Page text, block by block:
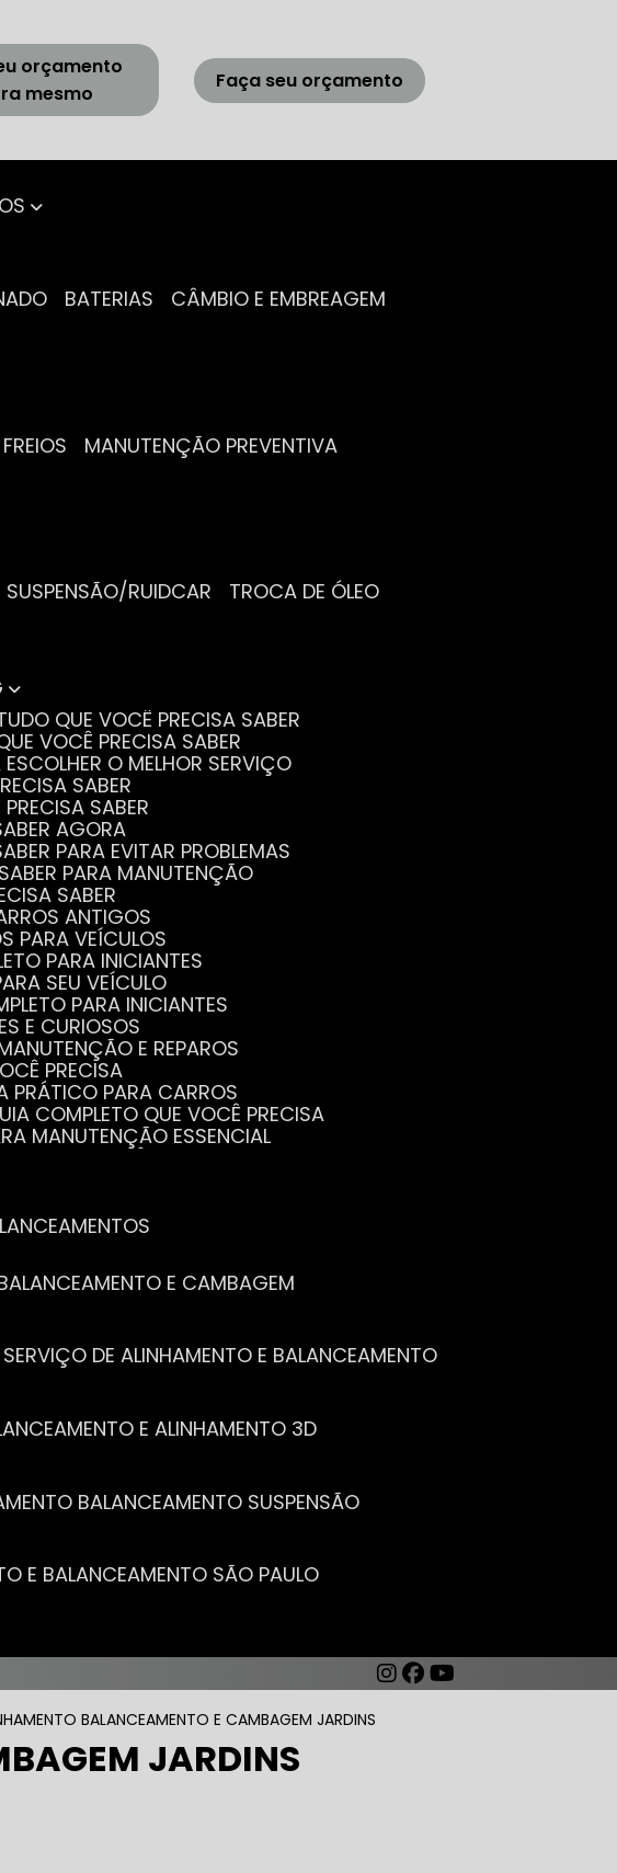
orçamento
mesmo
Faça seu orçamento
BATERIAS CÂMBIO E EMBREAGEM
FREIOS MANUTENÇÃO PREVENTIVA
SUSPENSÃO/RUIDCAR TROCA DE ÓLEO
QUE VOCÊ PRECISA SABER
VOCÊ PRECISA SABER
O MELHOR SERVIÇO
SABER
SABER
AGORA
PARA EVITAR PROBLEMAS
PARA MANUTENÇÃO
SABER
ANTIGOS
PARA VEÍCULOS
PARA INICIANTES
SEU VEÍCULO
PARA INICIANTES
E CURIOSOS
E REPAROS
PRECISA
PRÁTICO PARA CARROS
COMPLETO QUE VOCÊ PRECISA
MANUTENÇÃO ESSENCIAL
QUE VOCÊ PRECISA SABER
O DESEMPENHO DO SEU CARRO
VOCÊ PRECISA SABER
SAÚDE DO SEU CARRO
E CAMBAGEM
SERVIÇO DE ALINHAMENTO E BALANCEAMENTO
E ALINHAMENTO 3D
BALANCEAMENTO SUSPENSÃO
E BALANCEAMENTO SÃO PAULO
BALANCEAMENTO E CAMBAGEM JARDINS
JARDINS